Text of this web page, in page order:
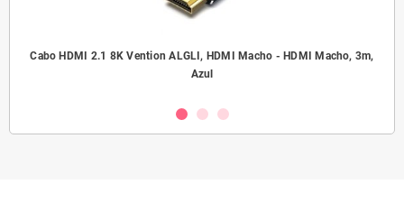
Cabo HDMI 2.1 8K Vention ALGLI, HDMI Macho - HDMI Macho, 3m,
Azul